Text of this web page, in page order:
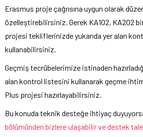
Erasmus proje çağrısına uygun olarak
özelleştirebilirsiniz. Gerek KA102, KA202
projesi tekliflerinizde yukarıda yer alan
kullanabilirsiniz.
Geçmiş tecrübelerimize istinaden
alan kontrol listesini kullanarak geçme
Plus projesi hazırlayabilirsiniz.
Bu konuda teknik desteğe ihtiyaç
bölümünden bizlere ulaşabilir ve destek